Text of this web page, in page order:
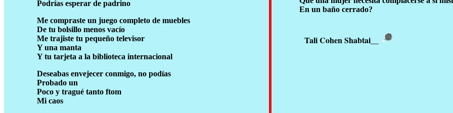
Podrías esperar de padrino
Me compraste un juego completo de muebles
De tu bolsillo menos vacío
Me trajiste tu pequeño televisor
Y una manta
Y tu tarjeta a la biblioteca internacional
Deseabas envejecer conmigo, no podías
Probado un
Poco y tragué tanto ftom
Mi caos
En un baño cerrado?
Tali Cohen Shabtai